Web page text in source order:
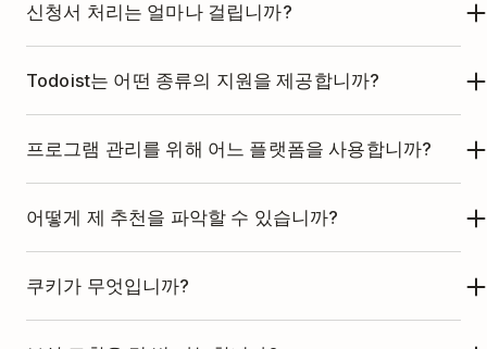
적이며 많은 기존 독자들이 있는 사람들을 위해 만들
에이전시, 출판사 또는 그 외, 기준을 충족한다면 신
청하세요. 당신의 신청서에 따라 당신에게 가장 적합
한 파트너 프로그램이 결정됩니다.
신청서 처리는 얼마나 걸립니까?
락을 드릴 겁니다.
Todoist는 어떤 종류의 지원을 제공합니까?
있습니다.
프로그램 관리를 위해 어느 플랫폼을 사용합니까?
Todoist 파트너 프로그램을 관리합니다.
어떻게 제 추천을 파악할 수 있습니까?
있습니다. 누군가 당신의 링크를 클릭하면 쿠키가 그
쿠키가 무엇입니까?